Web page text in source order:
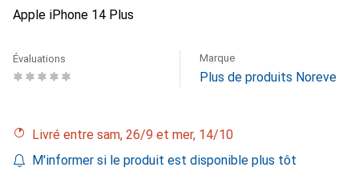
Apple iPhone 14 Plus
Évaluations Marque
Plus de produits Noreve
Livré entre sam, 26/9 et mer, 14/10
M'informer si le produit est disponible plus tôt